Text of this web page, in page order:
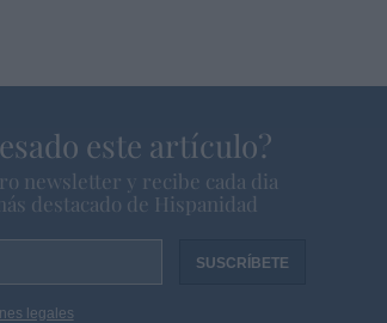
este artículo?
newsletter y recibe cada dia
destacado de Hispanidad
legales